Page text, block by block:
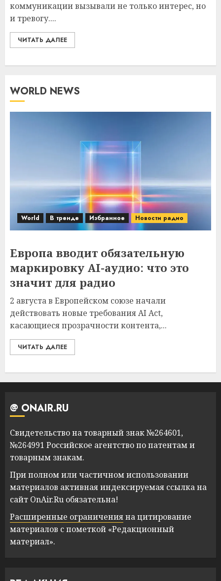
коммуникации вызывали не только интерес, но
и тревогу....
ЧИТАТЬ ДАЛЕЕ
WORLD NEWS
World В тренде Избранное Новости радио
Европа вводит обязательную
маркировку AI-аудио: что это
значит для радио
2 августа в Европейском союзе начали
действовать новые требования AI Act,
касающиеся прозрачности контента,...
ЧИТАТЬ ДАЛЕЕ
@ ONAIR.RU
Свидетельство на товарный знак №264601,
№264991 Российское агентство по патентам и
товарным знакам.
При полном или частичном использовании
материалов активная индексируемая ссылка на
сайт OnAir.Ru обязательна!
Расширенные ограниченияна цитирование
материалов с пометкой «Редакционный
материал».